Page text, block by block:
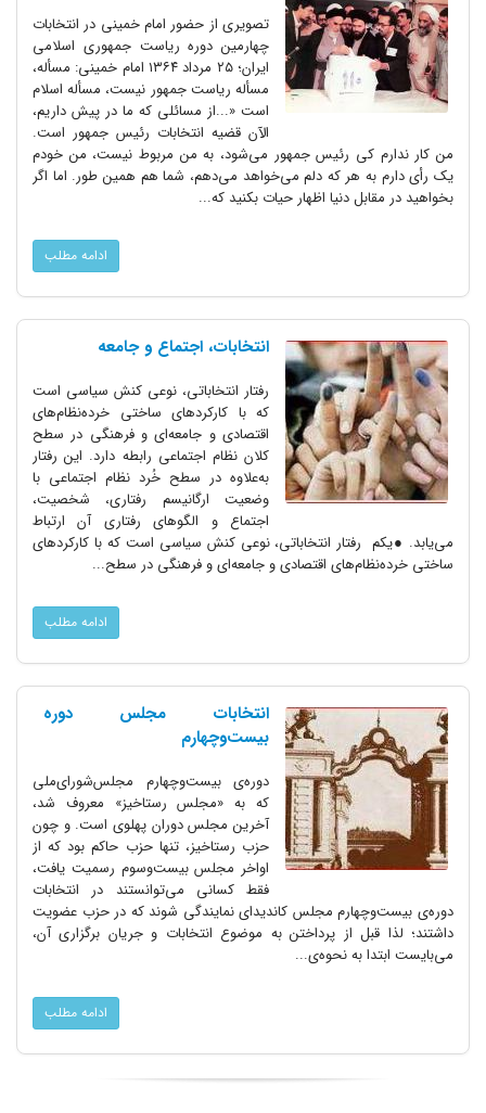
تصویری از حضور امام خمینی در انتخابات
چهارمین دوره ریاست جمهوری اسلامی
ایران؛ ۲۵ مرداد ۱۳۶۴ امام خمینی: مسأله،
مسأله ریاست جمهور نیست، مسأله اسلام
است «...از مسائلی که ما در پیش داریم،
الآن قضیه انتخابات رئیس جمهور است.
من کار ندارم کی رئیس جمهور می‌شود، به من مربوط نیست، من خودم
یک رأی دارم به هر که دلم می‌خواهد می‌دهم، شما هم همین طور. اما اگر
بخواهید در مقابل دنیا اظهار حیات بکنید که...
ادامه مطلب
انتخابات، اجتماع و جامعه
رفتار انتخاباتی، نوعی کنش سیاسی است
که با کارکردهای ساختی خرده‌نظام‌های
اقتصادی و جامعه‌ای و فرهنگی در سطح
کلان نظام اجتماعی رابطه دارد. این رفتار
به‌علاوه در سطح خُرد نظام اجتماعی با
وضعیت ارگانیسم رفتاری، شخصیت،
اجتماع و الگوهای رفتاری آن ارتباط
می‌یابد. ●یکم رفتار انتخاباتی، نوعی کنش سیاسی است که با کارکردهای
ساختی خرده‌نظام‌های اقتصادی و جامعه‌ای و فرهنگی در سطح...
ادامه مطلب
انتخابات مجلس دوره‌
بیست‌وچهارم
دوره‌ی بیست‌وچهارم مجلس‌شورای‌ملی
که به «مجلس رستاخیز» ‌معروف شد،
آخرین مجلس دوران پهلوی است. و چون
حزب رستاخیز، تنها حزب حاکم بود که از
اواخر مجلس بیست‌وسوم رسمیت یافت،
فقط کسانی می‌توانستند در انتخابات
دوره‌ی بیست‌وچهارم مجلس کاندیدای نمایندگی شوند که در حزب عضویت
داشتند؛ لذا قبل از پرداختن به موضوع انتخابات و جریان‌ برگزاری آن،‌
می‌بایست ابتدا به نحوه‌ی...
ادامه مطلب